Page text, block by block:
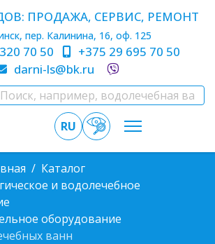
ПРОДАЖА, СЕРВИС, РЕМОНТ
пер. Калинина, 16, оф. 125
70 50
+375 29 695 70 50
darni-ls@bk.ru
RU
Каталог
и водолечебное
оборудование
ванн